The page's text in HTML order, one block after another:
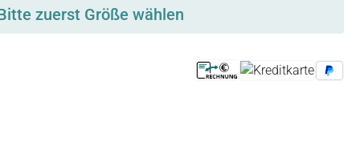
zuerst Größe wählen